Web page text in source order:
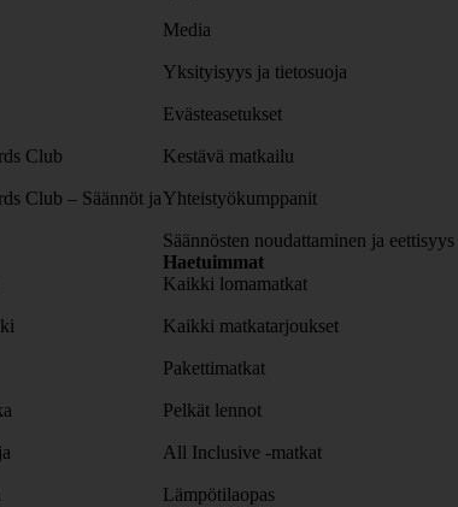
Club
Club – Säännöt ja
Media
Yksityisyys ja tietosuoja
Evästeasetukset
Kestävä matkailu
Yhteistyökumppanit
Säännösten noudattaminen ja eettisyys
Haetuimmat
Kaikki lomamatkat
Kaikki matkatarjoukset
Pakettimatkat
Pelkät lennot
All Inclusive -matkat
Lämpötilaopas